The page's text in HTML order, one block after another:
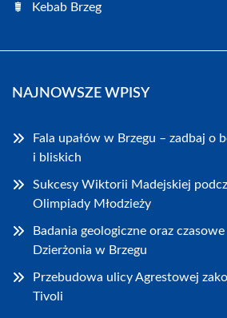
Kebab Brzeg
NAJNOWSZE WPISY
Fala upałów w Brzegu – zadbaj o
i bliskich
Sukcesy Wiktorii Madejskiej
Olimpiady Młodzieży
Badania geologiczne oraz
Dzierżonia w Brzegu
Przebudowa ulicy Agrestowej
Tivoli